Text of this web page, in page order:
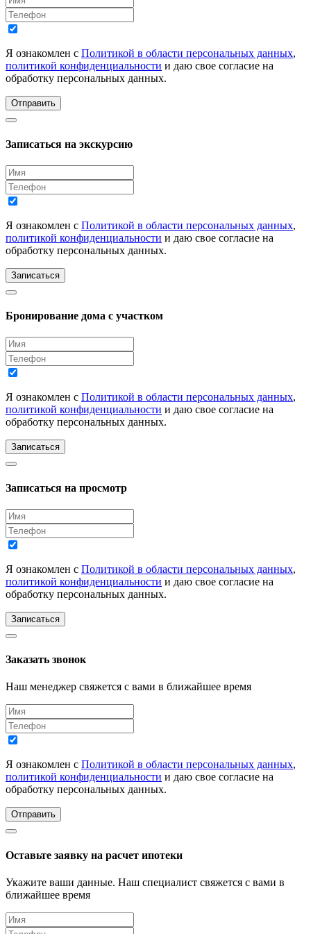
Я ознакомлен с Политикой в области персональных данных,
политикой конфиденциальности и даю свое согласие на
обработку персональных данных.
Отправить
Записаться на экскурсию
Я ознакомлен с Политикой в области персональных данных,
политикой конфиденциальности и даю свое согласие на
обработку персональных данных.
Записаться
Бронирование дома с участком
Я ознакомлен с Политикой в области персональных данных,
политикой конфиденциальности и даю свое согласие на
обработку персональных данных.
Записаться
Записаться на просмотр
Я ознакомлен с Политикой в области персональных данных,
политикой конфиденциальности и даю свое согласие на
обработку персональных данных.
Записаться
Заказать звонок
Наш менеджер свяжется с вами в ближайшее время
Я ознакомлен с Политикой в области персональных данных,
политикой конфиденциальности и даю свое согласие на
обработку персональных данных.
Отправить
Оставьте заявку на расчет ипотеки
Укажите ваши данные. Наш специалист свяжется с вами в
ближайшее время